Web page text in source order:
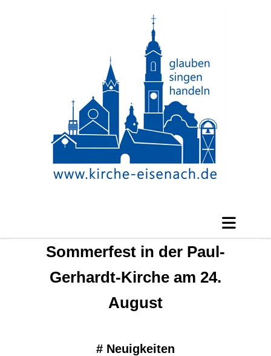
Sommerfest in der Paul-
Gerhardt-Kirche am 24.
August
# Neuigkeiten